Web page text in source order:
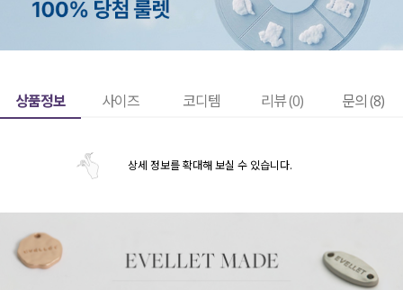
상품정보 사이즈 코디템 리뷰 (0) 문의 (8)
상세 정보를 확대해 보실 수 있습니다.